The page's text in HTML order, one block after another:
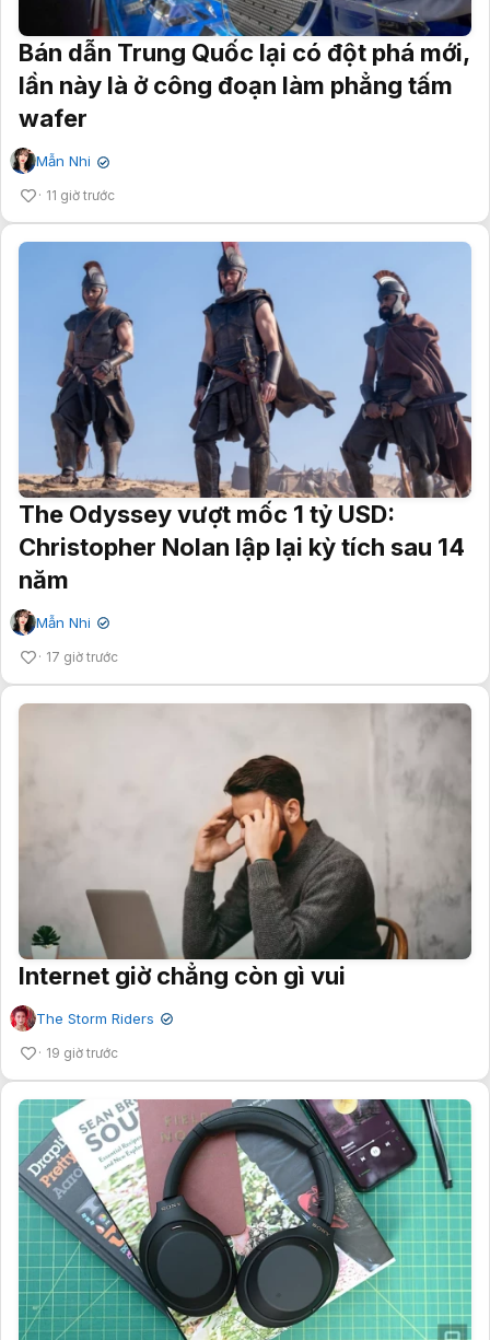
Bán dẫn Trung Quốc lại có đột phá mới,
lần này là ở công đoạn làm phẳng tấm
wafer
Mẫn Nhi ✔
11 giờ trước
The Odyssey vượt mốc 1 tỷ USD:
Christopher Nolan lập lại kỳ tích sau 14
năm
Mẫn Nhi ✔
17 giờ trước
Internet giờ chẳng còn gì vui
The Storm Riders ✔
19 giờ trước